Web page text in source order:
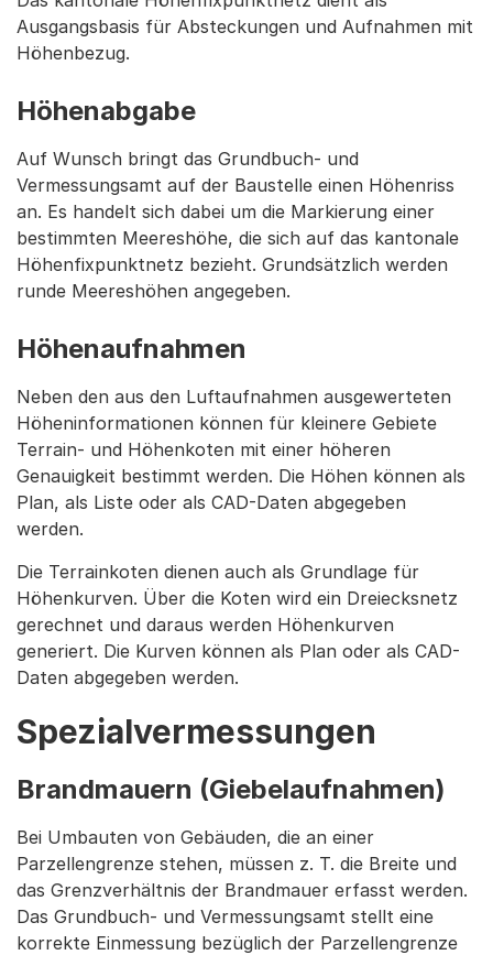
Ausgangsbasis für Absteckungen und Aufnahmen mit
Höhenbezug.
Höhenabgabe
Auf Wunsch bringt das Grundbuch- und
Vermessungsamt auf der Baustelle einen Höhenriss
an. Es handelt sich dabei um die Markierung einer
bestimmten Meereshöhe, die sich auf das kantonale
Höhenfixpunktnetz bezieht. Grundsätzlich werden
runde Meereshöhen angegeben.
Höhenaufnahmen
Neben den aus den Luftaufnahmen ausgewerteten
Höheninformationen können für kleinere Gebiete
Terrain- und Höhenkoten mit einer höheren
Genauigkeit bestimmt werden. Die Höhen können als
Plan, als Liste oder als CAD-Daten abgegeben
werden.
Die Terrainkoten dienen auch als Grundlage für
Höhenkurven. Über die Koten wird ein Dreiecksnetz
gerechnet und daraus werden Höhenkurven
generiert. Die Kurven können als Plan oder als CAD-
Daten abgegeben werden.
Spezialvermessungen
Brandmauern (Giebelaufnahmen)
Bei Umbauten von Gebäuden, die an einer
Parzellengrenze stehen, müssen z. T. die Breite und
das Grenzverhältnis der Brandmauer erfasst werden.
Das Grundbuch- und Vermessungsamt stellt eine
korrekte Einmessung bezüglich der Parzellengrenze